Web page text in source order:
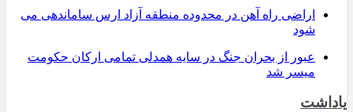
اراضی راه آهن در محدوده منطقه آزاد ارس ساماندهی می
شود
عبور از بحران جنگ در سایه همدلی تمامی ارکان حکومت
میسر شد
یاداشت